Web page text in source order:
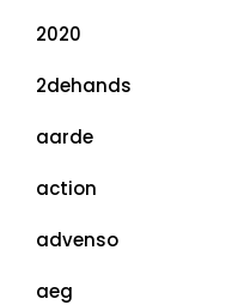
2020
2dehands
aarde
action
advenso
aeg